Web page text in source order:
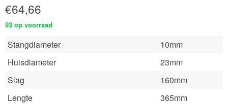
€64,66
93 op voorraad
Stangdiameter
10mm
Huisdiameter
23mm
Slag
160mm
Lengte
365mm